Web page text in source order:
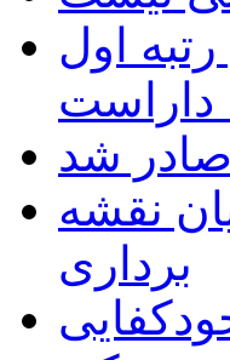
اول
داراست
صادر شد
نقشه
برداری